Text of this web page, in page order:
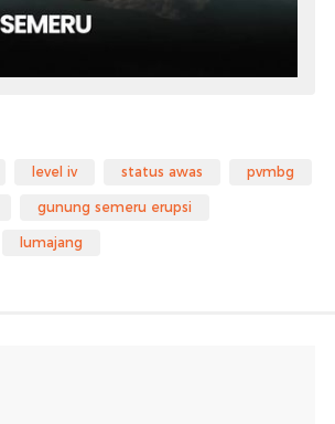
level iv status awas pvmbg
gunung semeru erupsi
lumajang